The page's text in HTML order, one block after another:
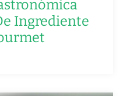
Ingrediente